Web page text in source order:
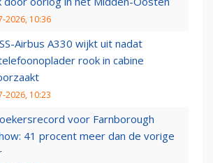
2026, 10:36
Airbus A330 wijkt uit nadat
rook in cabine
2026, 10:23
voor Farnborough
41 procent meer dan de vorige